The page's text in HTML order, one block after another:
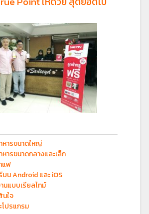
หารขนาดใหญ่
ารขนาดกลางและเล็ก
แฟ
น Android และ iOS
แบบเรียลไทม์
ใจ
โปรแกรม